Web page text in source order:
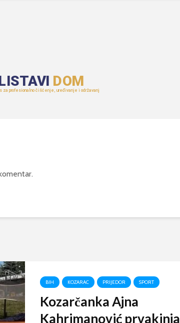
BIH KOZARAC PRIJEDOR SPORT
Kozarčanka Ajna
Kahrimanović prvakinja